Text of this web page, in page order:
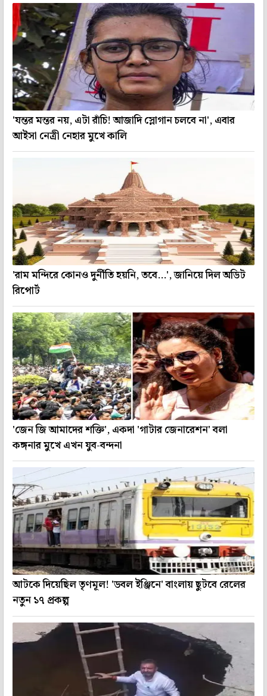
'যন্তর মন্তর নয়, এটা রাঁচি! আজাদি স্লোগান চলবে না', এবার
আইসা নেত্রী নেহার মুখে কালি
'রাম মন্দিরে কোনও দুর্নীতি হয়নি, তবে...', জানিয়ে দিল অডিট
রিপোর্ট
'জেন জি আমাদের শক্তি', একদা 'গাটার জেনারেশন' বলা
কঙ্গনার মুখে এখন যুব-বন্দনা
আটকে দিয়েছিল তৃণমূল! 'ডবল ইঞ্জিনে' বাংলায় ছুটবে রেলের
নতুন ১৭ প্রকল্প